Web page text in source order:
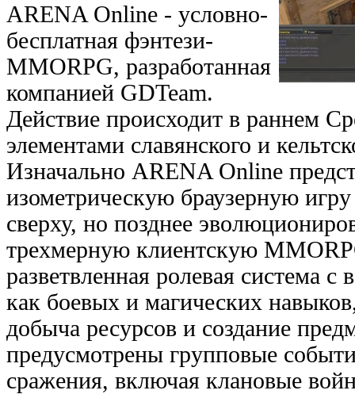
ARENA Online - условно-
бесплатная фэнтези-
MMORPG, разработанная
компанией GDTeam.
Действие происходит в раннем
элементами славянского и
Изначально ARENA Online
изометрическую браузерную
сверху, но позднее
трехмерную клиентскую
разветвленная ролевая система
как боевых и магических
добыча ресурсов и создание
предусмотрены групповые
сражения, включая клановые